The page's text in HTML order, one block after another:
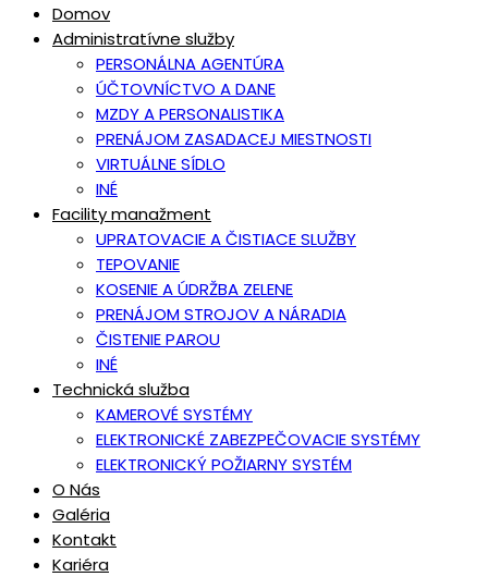
Domov
Administratívne služby
PERSONÁLNA AGENTÚRA
ÚČTOVNÍCTVO A DANE
MZDY A PERSONALISTIKA
PRENÁJOM ZASADACEJ MIESTNOSTI
VIRTUÁLNE SÍDLO
INÉ
Facility manažment
UPRATOVACIE A ČISTIACE SLUŽBY
TEPOVANIE
KOSENIE A ÚDRŽBA ZELENE
PRENÁJOM STROJOV A NÁRADIA
ČISTENIE PAROU
INÉ
Technická služba
KAMEROVÉ SYSTÉMY
ELEKTRONICKÉ ZABEZPEČOVACIE SYSTÉMY
ELEKTRONICKÝ POŽIARNY SYSTÉM
O Nás
Galéria
Kontakt
Kariéra